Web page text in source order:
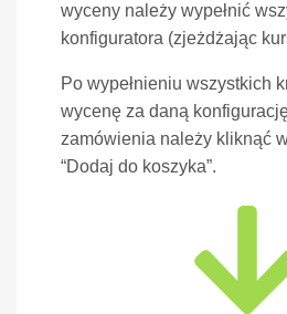
wyceny należy wypełnić
konfiguratora (zjeżdżając
Po wypełnieniu wszystkich
wycenę za daną
zamówienia należy kliknąć
“Dodaj do koszyka”.